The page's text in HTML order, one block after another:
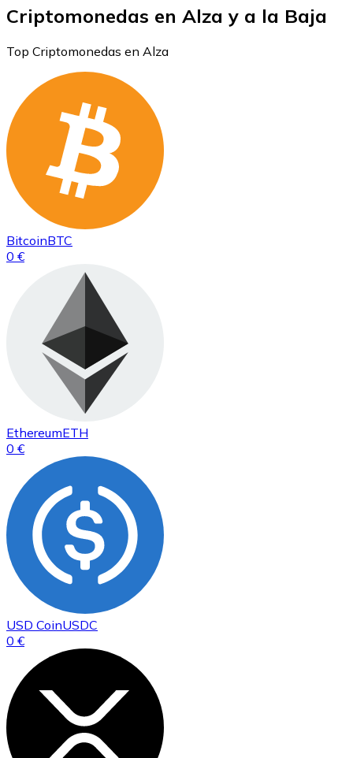
Criptomonedas en Alza y a la Baja
Top Criptomonedas en Alza
BitcoinBTC
0 €
EthereumETH
0 €
USD CoinUSDC
0 €